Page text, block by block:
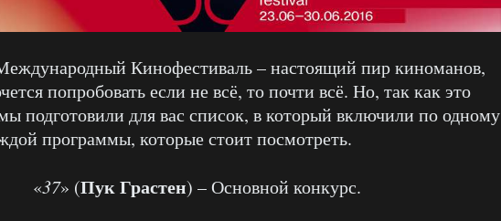
Кинофестиваль – настоящий пир киноманов,
попробовать если не всё, то почти всё. Но, так как это
подготовили для вас список, в который включили по одному
программы, которые стоит посмотреть.
«37» (Пук Грастен) – Основной конкурс.